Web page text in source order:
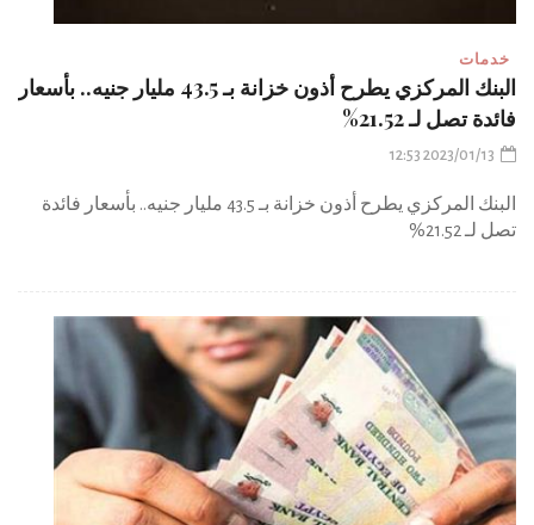
خدمات
البنك المركزي يطرح أذون خزانة بـ 43.5 مليار جنيه.. بأسعار
فائدة تصل لـ 21.52%
2023/01/13 12:53
البنك المركزي يطرح أذون خزانة بـ 43.5 مليار جنيه.. بأسعار فائدة
تصل لـ 21.52%